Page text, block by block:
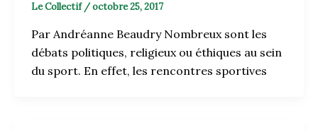
Le Collectif /octobre 25, 2017
Par Andréanne Beaudry Nombreux sont les
débats politiques, religieux ou éthiques au sein
du sport. En effet, les rencontres sportives